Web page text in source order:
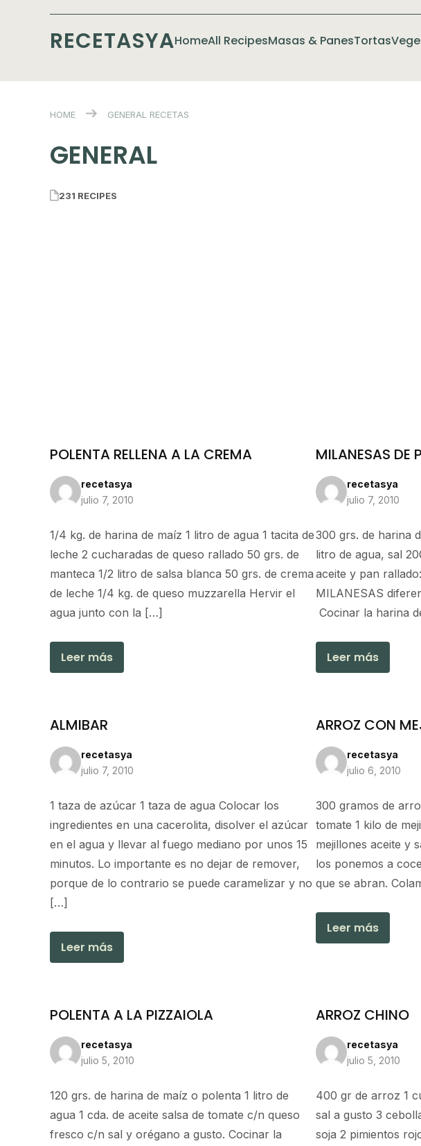
RECETASYAHomeAll RecipesMasas & PanesTortas
HOME GENERAL RECETAS
GENERAL
231 RECIPES
POLENTA RELLENA A LA CREMA
recetasya
julio 7, 2010
1/4 kg. de harina de maíz 1 litro de agua 1 tacita de
leche 2 cucharadas de queso rallado 50 grs. de
manteca 1/2 litro de salsa blanca 50 grs. de crema
de leche 1/4 kg. de queso muzzarella Hervir el
agua junto con la […]
Leer más
MILANESAS DE
recetasya
julio 7, 2010
300 grs. de harina
litro de agua, sal
aceite y pan
MILANESAS
Cocinar la harina
Leer más
ALMIBAR
recetasya
julio 7, 2010
1 taza de azúcar 1 taza de agua Colocar los
ingredientes en una cacerolita, disolver el azúcar
en el agua y llevar al fuego mediano por unos 15
minutos. Lo importante es no dejar de remover,
porque de lo contrario se puede caramelizar y no
[…]
Leer más
ARROZ CON
recetasya
julio 6, 2010
300 gramos de
tomate 1 kilo de
mejillones aceite y
los ponemos a
que se abran.
Leer más
POLENTA A LA PIZZAIOLA
recetasya
julio 5, 2010
120 grs. de harina de maíz o polenta 1 litro de
agua 1 cda. de aceite salsa de tomate c/n queso
fresco c/n sal y orégano a gusto. Cocinar la
ARROZ CHINO
recetasya
julio 5, 2010
400 gr de arroz 1
sal a gusto 3
soja 2 pimientos